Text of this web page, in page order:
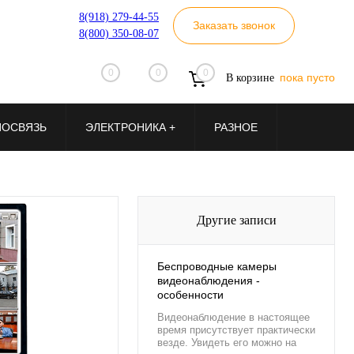
8(918) 279-44-55
8(800) 350-08-07
Заказать звонок
0 0 0 В корзине пока пусто
ЭЛЕКТРОНИКА + РАЗНОЕ
Другие записи
Беспроводные камеры
видеонаблюдения -
особенности
Видеонаблюдение в настоящее
время присутствует практически
везде. Увидеть его можно на